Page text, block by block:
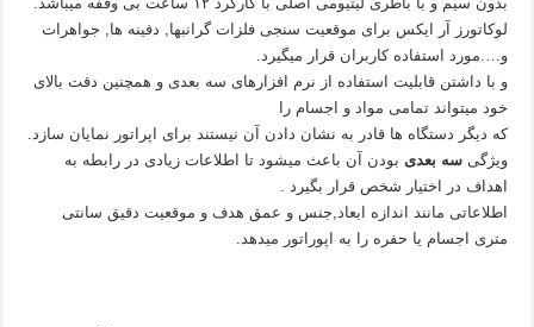
لوکاتورز آر ایکس برای موقعیت سنجی فلزات گرانبها, دفینه ها, جواهرات
و….مورد استفاده کاربران قرار میگیرد.
و با داشتن قابلیت استفاده از نرم افزارهای سه بعدی و همچنین دقت بالای
خود میتواند تمامی مواد و اجسام را
که دیگر دستگاه ها قادر به نشان دادن آن نیستند برای اپراتور نمایان سازد.
ویژگیسه بعدی بودن آن باعث میشود تا اطلاعات زیادی در رابطه به
اهداف در اختیار شخص قرار بگیرد .
اطلاعاتی مانند اندازه ابعاد,جنس و عمق هدف و موقعیت دقیق سانتی
متری اجسام یا حفره را به اپوراتور میدهد.